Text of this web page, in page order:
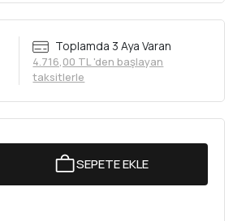
Toplamda 3 Aya Varan
4.716,00 TL 'den başlayan
taksitlerle
SEPETE EKLE